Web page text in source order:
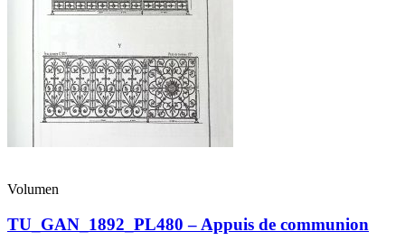
Volumen
TU_GAN_1892_PL480 – Appuis de communion